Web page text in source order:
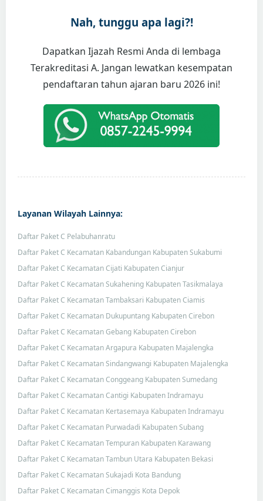
Nah, tunggu apa lagi?!
Dapatkan Ijazah Resmi Anda di lembaga
Terakreditasi A. Jangan lewatkan kesempatan
pendaftaran tahun ajaran baru 2026 ini!
Layanan Wilayah Lainnya:
Daftar Paket C Pelabuhanratu
Daftar Paket C Kecamatan Kabandungan Kabupaten Sukabumi
Daftar Paket C Kecamatan Cijati Kabupaten Cianjur
Daftar Paket C Kecamatan Sukahening Kabupaten Tasikmalaya
Daftar Paket C Kecamatan Tambaksari Kabupaten Ciamis
Daftar Paket C Kecamatan Dukupuntang Kabupaten Cirebon
Daftar Paket C Kecamatan Gebang Kabupaten Cirebon
Daftar Paket C Kecamatan Argapura Kabupaten Majalengka
Daftar Paket C Kecamatan Sindangwangi Kabupaten Majalengka
Daftar Paket C Kecamatan Conggeang Kabupaten Sumedang
Daftar Paket C Kecamatan Cantigi Kabupaten Indramayu
Daftar Paket C Kecamatan Kertasemaya Kabupaten Indramayu
Daftar Paket C Kecamatan Purwadadi Kabupaten Subang
Daftar Paket C Kecamatan Tempuran Kabupaten Karawang
Daftar Paket C Kecamatan Tambun Utara Kabupaten Bekasi
Daftar Paket C Kecamatan Sukajadi Kota Bandung
Daftar Paket C Kecamatan Cimanggis Kota Depok